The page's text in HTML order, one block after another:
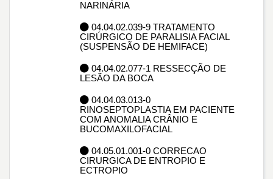
NARINÁRIA
04.04.02.039-9 TRATAMENTO
CIRÚRGICO DE PARALISIA FACIAL
(SUSPENSÃO DE HEMIFACE)
04.04.02.077-1 RESSECÇÃO DE
LESÃO DA BOCA
04.04.03.013-0
RINOSEPTOPLASTIA EM PACIENTE
COM ANOMALIA CRÂNIO E
BUCOMAXILOFACIAL
04.05.01.001-0 CORRECAO
CIRURGICA DE ENTROPIO E
ECTROPIO